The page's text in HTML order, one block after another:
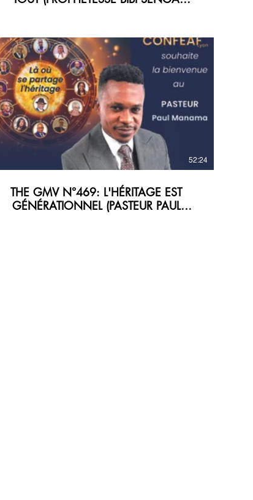
52:24
THE GMV N°469: L'HÉRITAGE EST
GÉNÉRATIONNEL (PASTEUR PAUL